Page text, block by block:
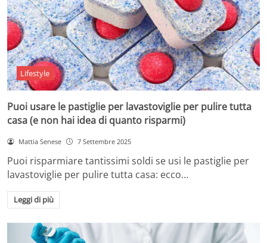
Lifestyle
Puoi usare le pastiglie per lavastoviglie per pulire tutta
casa (e non hai idea di quanto risparmi)
Mattia Senese 7 Settembre 2025
Puoi risparmiare tantissimi soldi se usi le pastiglie per
lavastoviglie per pulire tutta casa: ecco…
Leggi di più